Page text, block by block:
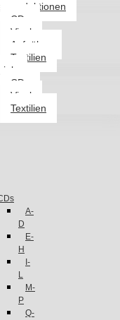
CDs
Vinyl
Aufnäher
Textilien
CDs
Vinyl
Textilien
A-
D
E-
H
I-
L
M-
P
Q-